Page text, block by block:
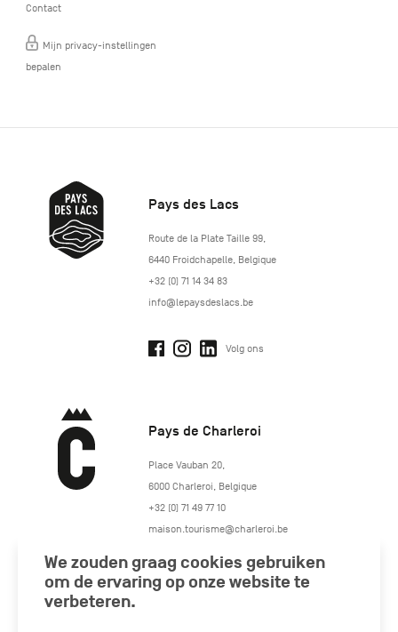
Contact
Mijn privacy-instellingen
bepalen
Pays des Lacs
http://www.lepaysdeslacs.be/
Route de la Plate Taille 99,
6440 Froidchapelle, Belgique
+32 (0) 71 14 34 83
info@lepaysdeslacs.be
Volg ons
Pays de Charleroi
https://www.paysdecharleroi.be/
Place Vauban 20,
6000 Charleroi Belgique
+32 (0) 71 49 77 10
maison.tourisme@charleroi.be
Volg ons
We zouden graag cookies gebruiken
om de ervaring op onze website te
verbeteren.